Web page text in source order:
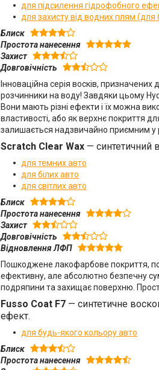
для підсилення гідрофобного
для захисту від водних плям (для
Блиск
Простота нанесення
Захист
Довговічність
Інноваційна серія восків,
розчинники на воду! Завдяки цьому
Вони мають різні ефекти і їх можна
властивості, або як верхнє покриття
залишається надзвичайно приємним у
Scratch Clear Wax — синтетичний
для темних авто
для білих авто
для світлих авто
Блиск
Простота нанесення
Захист
Довговічність
Відновлення ЛФП
Пошкоджене лакофарбове покриття,
ефективну, але абсолютно безпечну
подряпини та захищає поверхню.
Fusso Coat F7 — синтетичне
ефект.
для будь-якого кольору авто
Блиск
Простота нанесення